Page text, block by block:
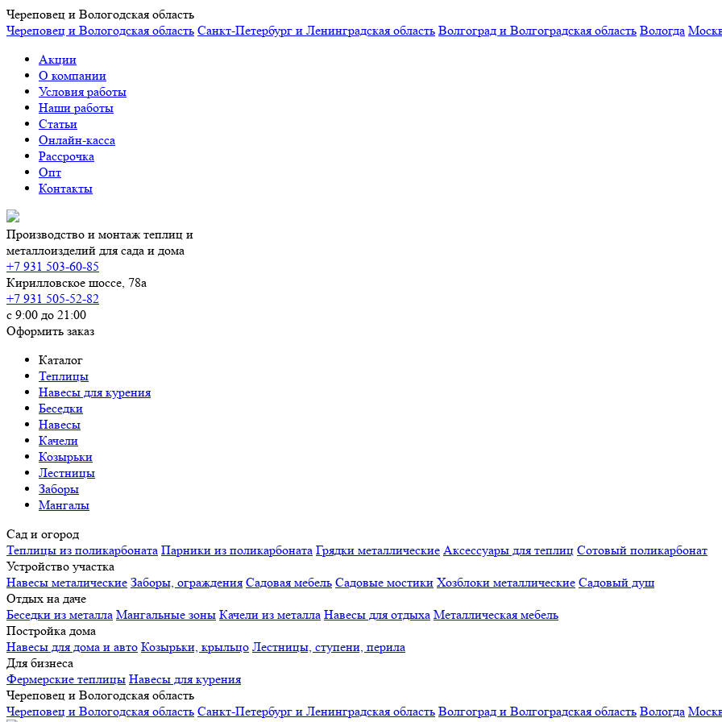
Череповец и Вологодская область
Череповец и Вологодская область Санкт-Петербург и Ленинградская область Волгоград и Волгоградская область Вологда
Акции
О компании
Условия работы
Наши работы
Статьи
Онлайн-касса
Рассрочка
Опт
Контакты
Производство и монтаж теплиц и
металлоизделий для сада и дома
+7 931 503-60-85
Кирилловское шоссе, 78а
+7 931 505-52-82
с 9:00 до 21:00
Оформить заказ
Каталог
Теплицы
Навесы для курения
Беседки
Навесы
Качели
Козырьки
Лестницы
Заборы
Мангалы
Сад и огород
Теплицы из поликарбоната Парники из поликарбоната Грядки металлические Аксессуары для теплиц Сотовый поликарбонат
Устройство участка
Навесы металические Заборы, ограждения Садовая мебель Садовые мостики Хозблоки металлические Садовый душ
Отдых на даче
Беседки из металла Мангальные зоны Качели из металла Навесы для отдыха Металлическая мебель
Постройка дома
Навесы для дома и авто Козырьки, крыльцо Лестницы, ступени, перила
Для бизнеса
Фермерские теплицы Навесы для курения
Череповец и Вологодская область
Череповец и Вологодская область Санкт-Петербург и Ленинградская область Волгоград и Волгоградская область Вологда